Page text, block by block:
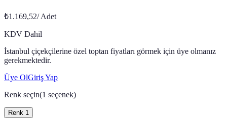
₺1.169,52/Adet
KDV Dahil
İstanbul çiçekçilerine özel toptan fiyatları görmek için üye olmanız
gerekmektedir.
Üye OlGiriş Yap
Renk seçin(1 seçenek)
Renk 1